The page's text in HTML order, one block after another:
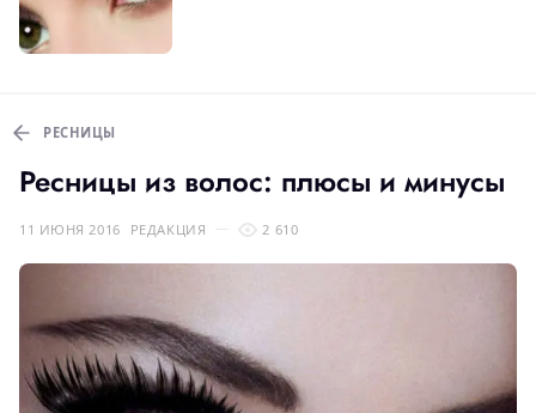
РЕСНИЦЫ
Ресницы из волос: плюсы и минусы
11 ИЮНЯ 2016 РЕДАКЦИЯ 2 610